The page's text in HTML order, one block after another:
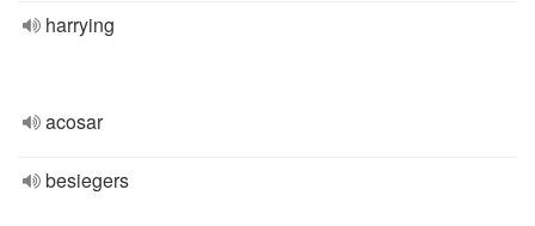
harrying
acosar
besiegers